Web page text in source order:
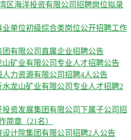
区海洋投资有限公司招聘岗位拟录
业单位初级综合类岗位公开招聘工作
团有限公司直属企业招聘公告
山矿业有限公司专业人才招聘公告
人力资源有限公司招聘4人公告
水龙山矿业有限公司专业人才招聘2
投资发展集团有限公司下属子公司招
简章（21名）
设计院集团有限公司招聘2人公告